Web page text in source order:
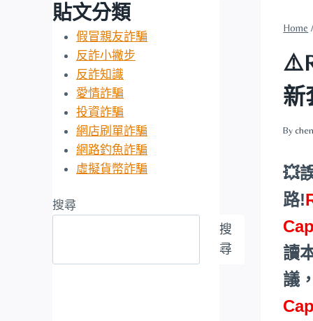
Home
新
By
💥
路!
讀
議
貼文分類
假冒親友詐騙
反詐小撇步
反詐知識
愛情詐騙
投資詐騙
網店刷單詐騙
網路釣魚詐騙
虛擬貨幣詐騙
搜尋
搜
尋